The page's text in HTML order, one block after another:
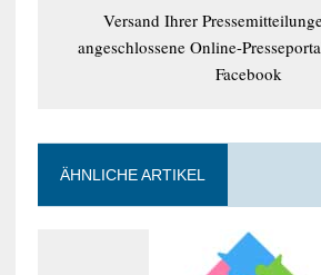
Versand Ihrer
angeschlossene Online-
Facebook
ÄHNLICHE ARTIKEL